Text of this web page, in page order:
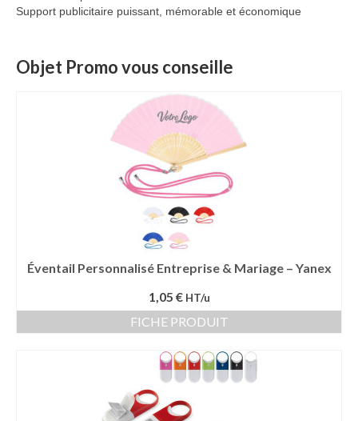
Support publicitaire puissant, mémorable et économique
Objet Promo vous conseille
Éventail Personnalisé Entreprise & Mariage – Yanex
1,05 € HT/u
FICHE PRODUIT